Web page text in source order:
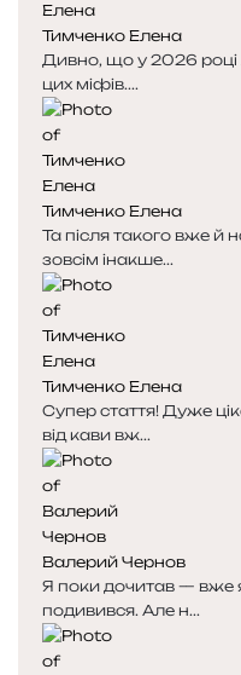
Тимченко Елена
Дивно, що у 2026 році
цих міфів....
Тимченко Елена
Та після такого вже
зовсім інакше...
Тимченко Елена
Супер стаття! Дуже
від кави вж...
Валерий Чернов
Я поки дочитав — вже
подивився. Але н...